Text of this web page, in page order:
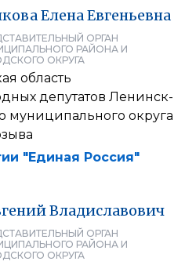
ЕленаЕвгеньевна
ОРГАН
РАЙОНА И
ОКРУГА
область
депутатов Ленинск-
муниципального округа
"Единая Россия"
Владиславович
ОРГАН
РАЙОНА И
ОКРУГА